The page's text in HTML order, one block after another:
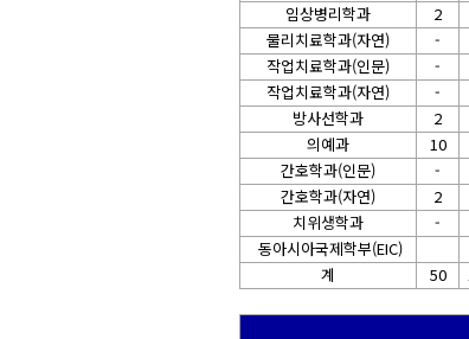
임상병리학과
2
물리치료학과(자연)
-
작업치료학과(인문)
-
작업치료학과(자연)
-
방사선학과
2
의예과
10
간호학과(인문)
-
간호학과(자연)
2
치위생학과
-
동아시아국제학부(EIC)
계
50